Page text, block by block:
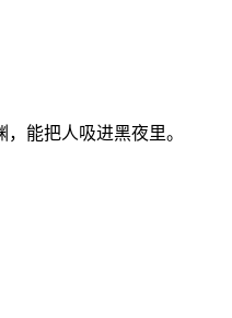
能把人吸进黑夜里。